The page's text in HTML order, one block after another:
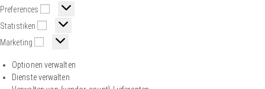
Preferences
Statistiken
Marketing
Optionen verwalten
Dienste verwalten